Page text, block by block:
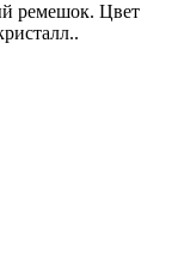
ремешок. Цвет